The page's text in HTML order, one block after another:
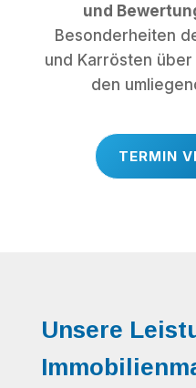
und
Besonderheiten
und Karrösten
den
TERMIN
Unsere